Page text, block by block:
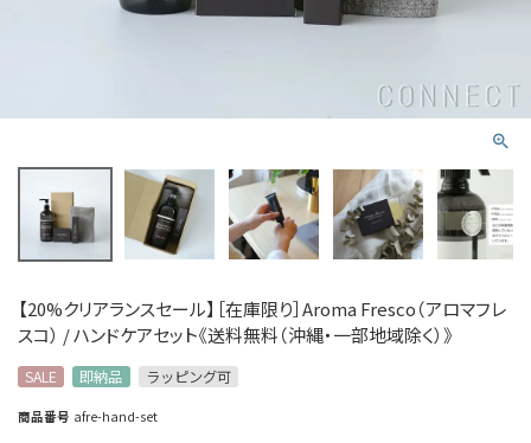
【20%クリアランスセール】［在庫限り］Aroma Fresco（アロマフレ
スコ） / ハンドケアセット《送料無料（沖縄・一部地域除く）》
SALE 即納品 ラッピング可
商品番号 afre-hand-set